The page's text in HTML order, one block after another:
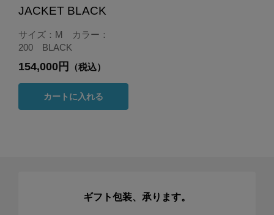
JACKET BLACK
サイズ：M カラー：
200 BLACK
154,000円 （税込）
カートに入れる
ギフト包装、承ります。